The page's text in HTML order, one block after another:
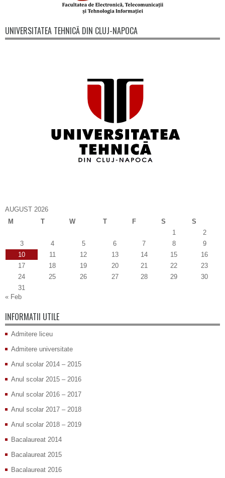
UNIVERSITATEA TEHNICĂ DIN CLUJ-NAPOCA
AUGUST 2026
M
T W T F S
S
1
2
3
4 5 6 7 8
9
10
11 12 13 14 15
16
17
18 19 20 21 22
23
24
25 26 27 28 29
30
31
« Feb
INFORMATII UTILE
Admitere liceu
Admitere universitate
Anul scolar 2014 – 2015
Anul scolar 2015 – 2016
Anul scolar 2016 – 2017
Anul scolar 2017 – 2018
Anul scolar 2018 – 2019
Bacalaureat 2014
Bacalaureat 2015
Bacalaureat 2016